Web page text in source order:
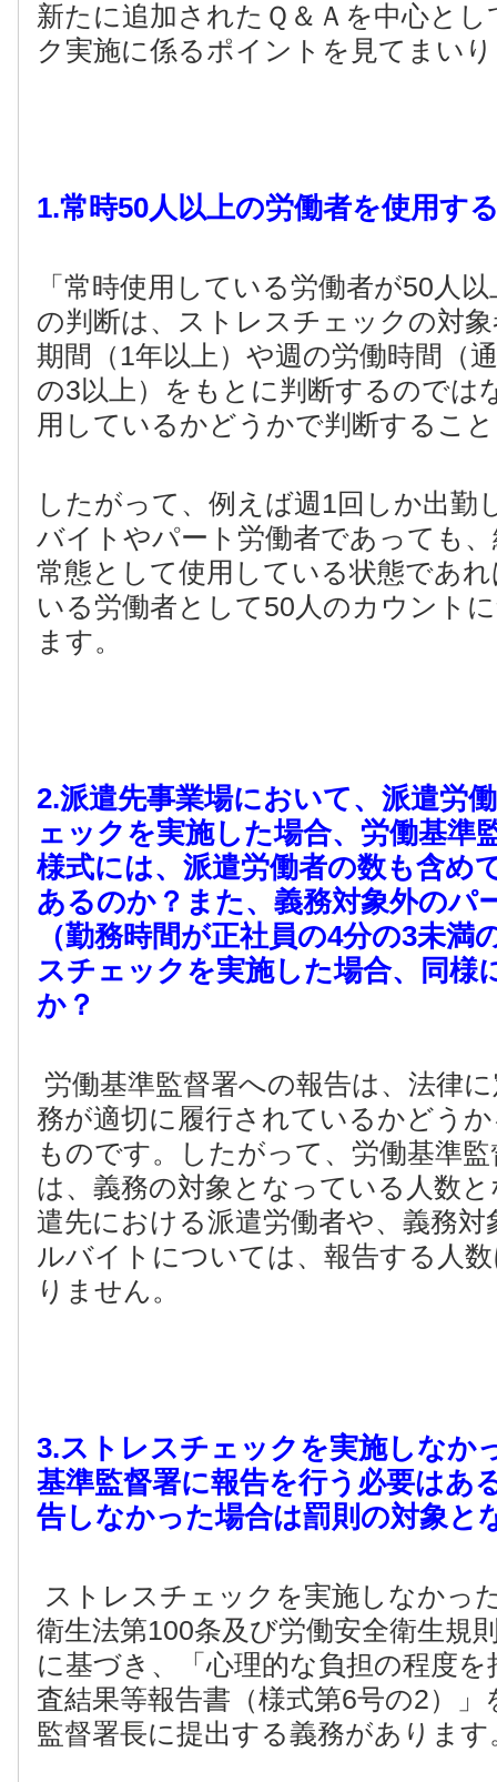
新たに追加されたＱ＆Ａを中心と
ク実施に係るポイントを見てまい
1.常時50人以上の労働者を使用す
「常時使用している労働者が50人
の判断は、ストレスチェックの対
期間（1年以上）や週の労働時間（
の3以上）をもとに判断するのでは
用しているかどうかで判断するこ
したがって、例えば週1回しか出勤
バイトやパート労働者であっても
常態として使用している状態であ
いる労働者として50人のカウント
ます。
2.派遣先事業場において、派遣労
ェックを実施した場合、労働基準
様式には、派遣労働者の数も含め
あるのか？また、義務対象外のパ
（勤務時間が正社員の4分の3未満
スチェックを実施した場合、同様
か？
労働基準監督署への報告は、法律
務が適切に履行されているかどう
ものです。したがって、労働基準
は、義務の対象となっている人数
遣先における派遣労働者や、義務
ルバイトについては、報告する人
りません。
3.ストレスチェックを実施しなか
基準監督署に報告を行う必要はあ
告しなかった場合は罰則の対象と
ストレスチェックを実施しなかっ
衛生法第100条及び労働安全衛生規
に基づき、「心理的な負担の程度
査結果等報告書（様式第6号の2）」
監督署長に提出する義務があります